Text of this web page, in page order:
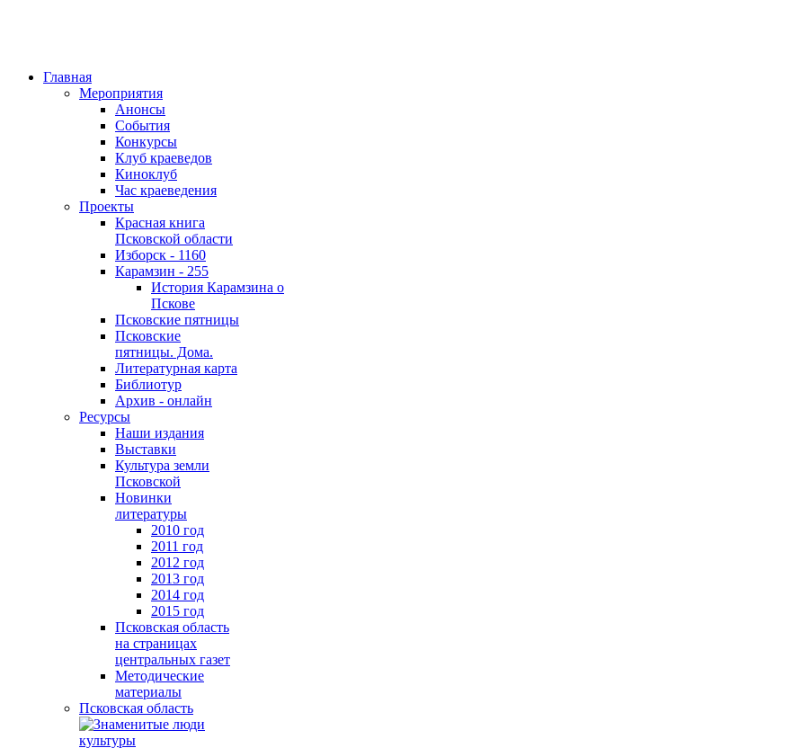
Главная
Мероприятия
Анонсы
События
Конкурсы
Клуб краеведов
Киноклуб
Час краеведения
Проекты
Красная книга
Псковской области
Изборск - 1160
Карамзин - 255
История Карамзина о
Пскове
Псковские пятницы
Псковские
пятницы. Дома.
Литературная карта
Библиотур
Архив - онлайн
Ресурсы
Наши издания
Выставки
Культура земли
Псковской
Новинки
литературы
2010 год
2011 год
2012 год
2013 год
2014 год
2015 год
Псковская область
на страницах
центральных газет
Методические
материалы
Псковская область